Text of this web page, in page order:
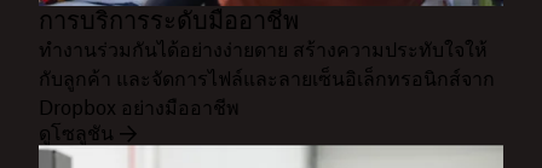
การบริการระดับมืออาชีพ
ทำงานร่วมกันได้อย่างง่ายดาย สร้างความประทับใจให้
กับลูกค้า และจัดการไฟล์และลายเซ็นอิเล็กทรอนิกส์จาก
Dropbox อย่างมืออาชีพ
ดูโซลูชัน